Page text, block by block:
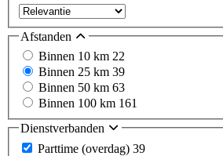
Afstanden
Binnen 10 km 22
Binnen 25 km 39
Binnen 50 km 63
Binnen 100 km 161
Dienstverbanden
Parttime (overdag) 39